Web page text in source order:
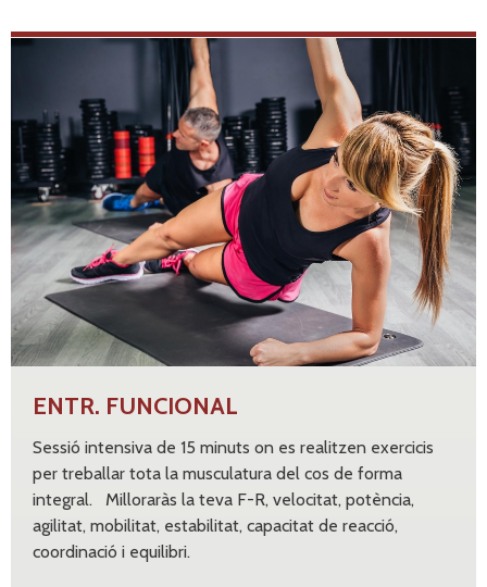
ENTR. FUNCIONAL
Sessió intensiva de 15 minuts on es realitzen exercicis
per treballar tota la musculatura del cos de forma
integral. Milloraràs la teva F-R, velocitat, potència,
agilitat, mobilitat, estabilitat, capacitat de reacció,
coordinació i equilibri.